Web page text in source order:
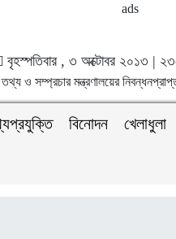
বৃহস্পতিবার , ৩ অক্টোবর ২০১৩ |
তথ্য ও সম্প্রচার মন্ত্রণালয়ের
বিনোদন খেলাধুলা